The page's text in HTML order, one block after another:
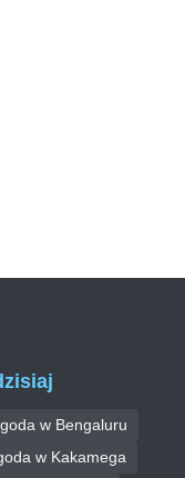
w Bengaluru
w Kakamega